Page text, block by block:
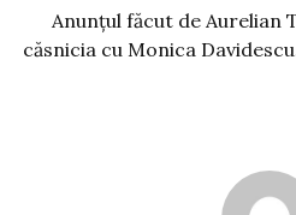
Anunțul făcut de Aurelian
căsnicia cu Monica